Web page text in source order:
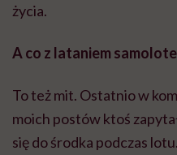
życia.
A co z lataniem
To też mit. Ostatnio w
moich postów ktoś
się do środka podczas